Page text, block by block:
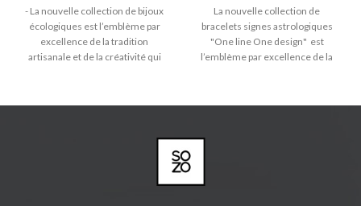
- La nouvelle collection de bijoux
écologiques est l’emblème par
excellence de la tradition
artisanale et de la créativité qui
dans l'or avec pendentifs en bois
La nouvelle collection de
bracelets signes astrologiques
"One line One design" est
l’emblème par excellence de la
♥ Signe astrologique Vierge (23